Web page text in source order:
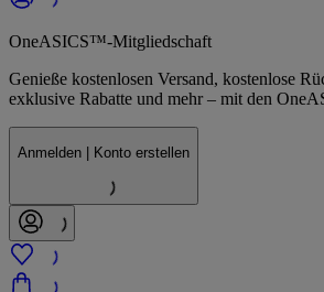
OneASICS™-Mitgliedschaft
Genieße kostenlosen Versand, kostenlose
exklusive Rabatte und mehr – mit den
Anmelden | Konto erstellen